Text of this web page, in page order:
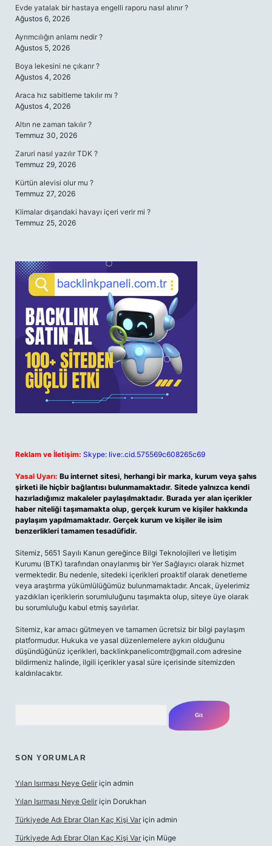
Evde yatalak bir hastaya engelli raporu nasıl alınır ?
Ağustos 6, 2026
Ayrımcılığın anlamı nedir ?
Ağustos 5, 2026
Boya lekesini ne çıkarır ?
Ağustos 4, 2026
Araca hız sabitleme takılır mı ?
Ağustos 4, 2026
Altın ne zaman takılır ?
Temmuz 30, 2026
Zaruri nasıl yazılır TDK ?
Temmuz 29, 2026
Kürtün alevisi olur mu ?
Temmuz 27, 2026
Klimalar dışarıdaki havayı içeri verir mi ?
Temmuz 25, 2026
Reklam ve İletişim: Skype: live:.cid.575569c608265c69
Yasal Uyarı: Bu internet sitesi, herhangi bir marka, kurum veya şahıs
şirketi ile hiçbir bağlantısı bulunmamaktadır. Sitede yalnızca kendi
hazırladığımız makaleler paylaşılmaktadır. Burada yer alan içerikler
haber niteliği taşımamakta olup, gerçek kurum ve kişiler hakkında
paylaşım yapılmamaktadır. Gerçek kurum ve kişiler ile isim
benzerlikleri tamamen tesadüfidir.
Sitemiz, 5651 Sayılı Kanun gereğince Bilgi Teknolojileri ve İletişim
Kurumu (BTK) tarafından onaylanmış bir Yer Sağlayıcı olarak hizmet
vermektedir. Bu nedenle, sitedeki içerikleri proaktif olarak denetleme
veya araştırma yükümlülüğümüz bulunmamaktadır. Ancak, üyelerimiz
yazdıkları içeriklerin sorumluluğunu taşımakta olup, siteye üye olarak
bu sorumluluğu kabul etmiş sayılırlar.
Sitemiz, kar amacı gütmeyen ve tamamen ücretsiz bir bilgi paylaşım
platformudur. Hukuka ve yasal düzenlemelere aykırı olduğunu
düşündüğünüz içerikleri, backlinkpanelicomtr@gmail.com adresine
bildirmeniz halinde, ilgili içerikler yasal süre içerisinde sitemizden
kaldırılacaktır.
SON YORUMLAR
Yılan Isırması Neye Gelir için admin
Yılan Isırması Neye Gelir için Dorukhan
Türkiyede Adı Ebrar Olan Kaç Kişi Var için admin
Türkiyede Adı Ebrar Olan Kaç Kişi Var için Müge